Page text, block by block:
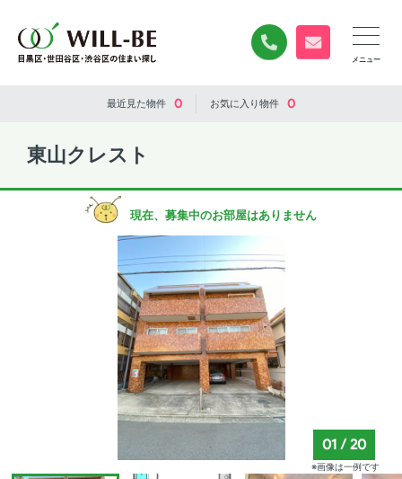
0120-840-834
無料お問い合
最近見た物件 0 お気に入り物件 0
東山クレスト
現在、募集中のお部屋はありません
01 /20
※画像は一例です